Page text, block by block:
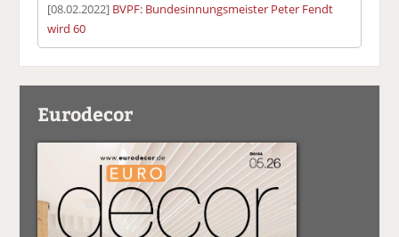
[08.02.2022] BVPF: Bundesinnungsmeister Peter Fendt
wird 60
Eurodecor